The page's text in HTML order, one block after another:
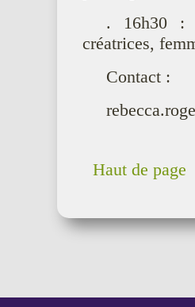
. 16h30 :
créatrices,
Contact :
Haut de page